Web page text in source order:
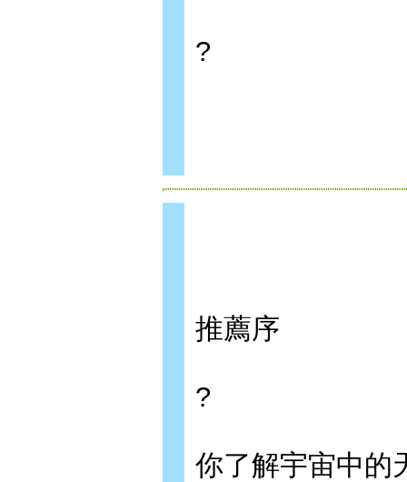
?
推薦序
?
你了解宇宙中的